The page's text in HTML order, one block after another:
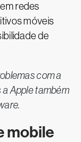
redes
móveis
de
com a
a Apple também
mobile